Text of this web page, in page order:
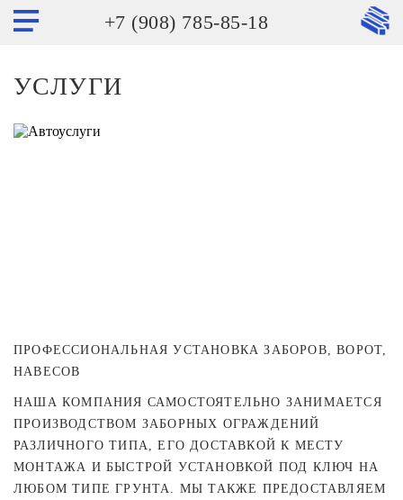
+7 (908) 785-85-18
УСЛУГИ
ПРОФЕССИОНАЛЬНАЯ УСТАНОВКА ЗАБОРОВ, ВОРОТ,
НАВЕСОВ
НАША КОМПАНИЯ САМОСТОЯТЕЛЬНО ЗАНИМАЕТСЯ
ПРОИЗВОДСТВОМ ЗАБОРНЫХ ОГРАЖДЕНИЙ
РАЗЛИЧНОГО ТИПА, ЕГО ДОСТАВКОЙ К МЕСТУ
МОНТАЖА И БЫСТРОЙ УСТАНОВКОЙ ПОД КЛЮЧ НА
ЛЮБОМ ТИПЕ ГРУНТА. МЫ ТАКЖЕ ПРЕДОСТАВЛЯЕМ